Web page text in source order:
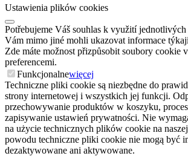
Ustawienia plików cookies
Potřebujeme Váš souhlas k využití
Vám mimo jiné mohli ukazovat informace
Zde máte možnost přizpůsobit soubory cookie
preferencemi.
Funkcjonalnewięcej
Techniczne pliki cookie są niezbędne do
strony internetowej i wszystkich jej funkcji.
przechowywanie produktów w koszyku,
zapisywanie ustawień prywatności. Nie
na użycie technicznych plików cookie na
powodu techniczne pliki cookie nie mogą być
dezaktywowane ani aktywowane.